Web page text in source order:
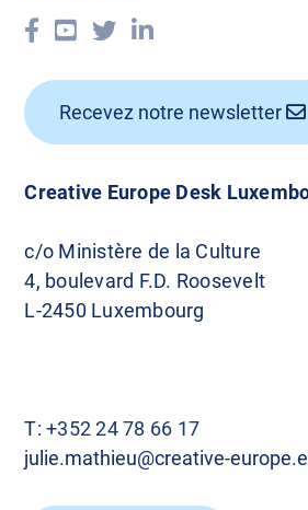
Creative Europe Desk
c/o Ministère de la Culture
4, boulevard F.D. Roosevelt
L-2450 Luxembourg
T:+352 24 78 66 17
julie.mathieu@creative-
Recevez notre newsletter